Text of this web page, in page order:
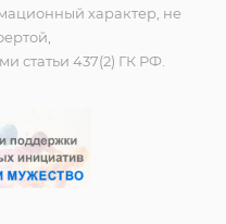
характер, не
статьи 437(2) ГК РФ.